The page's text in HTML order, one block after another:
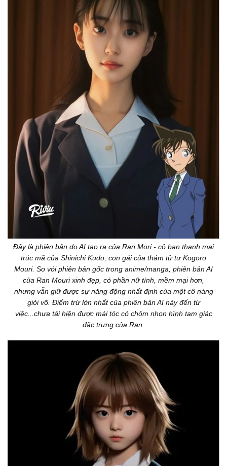
Đây là phiên bản do AI tạo ra của Ran Mori - cô bạn thanh mai
trúc mã của Shinichi Kudo, con gái của thám tử tư Kogoro
Mouri. So với phiên bản gốc trong anime/manga, phiên bản AI
của Ran Mouri xinh đẹp, có phần nữ tính, mềm mại hơn,
nhưng vẫn giữ được sự năng động nhất định của một cô nàng
giỏi võ. Điểm trừ lớn nhất của phiên bản AI này đến từ
việc...chưa tái hiện được mái tóc có chỏm nhọn hình tam giác
đặc trưng của Ran.